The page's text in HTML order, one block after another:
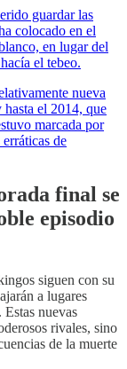
guardar las
colocado en el
en lugar del
el tebeo.
nueva
hasta el 2014, que
marcada por
de
final se
episodio
siguen con su
a lugares
nuevas
rivales, sino
de la muerte